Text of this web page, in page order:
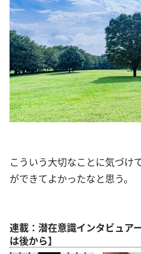
こういう大切なことに気づけ
ができてよかったなと思う。
連載：潜在意識インタビュア
は後から】